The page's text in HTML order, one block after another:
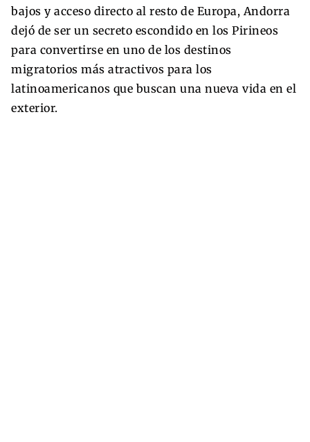
bajos y acceso directo al resto de Europa, Andorra
dejó de ser un secreto escondido en los Pirineos
para convertirse en uno de los destinos
migratorios más atractivos para los
latinoamericanos que buscan una nueva vida en el
exterior.